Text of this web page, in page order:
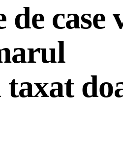
de case
taxat